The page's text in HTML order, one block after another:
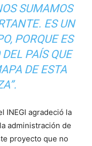
SUMAMOS
ES UN
PORQUE ES
PAÍS QUE
DE ESTA
INEGI agradeció la
administración de
proyecto que no